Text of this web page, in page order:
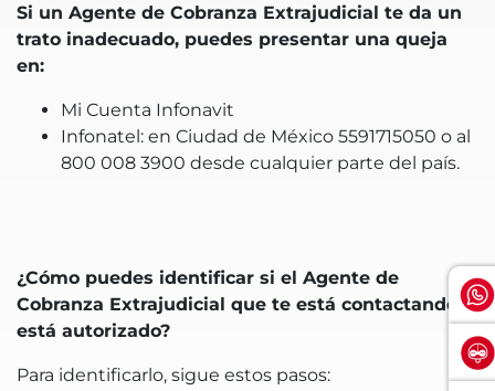
Si un Agente de Cobranza Extrajudicial te da un
trato inadecuado, puedes presentar una queja
en:
Mi Cuenta Infonavit
Infonatel: en Ciudad de México 5591715050 o al
800 008 3900 desde cualquier parte del país.
¿Cómo puedes identificar si el Agente de
Cobranza Extrajudicial que te está contactando
está autorizado?
Para identificarlo, sigue estos pasos: